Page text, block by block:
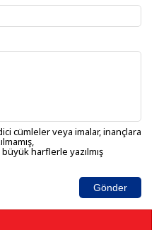
cümleler veya imalar, inançlara
harflerle yazılmış
Gönder